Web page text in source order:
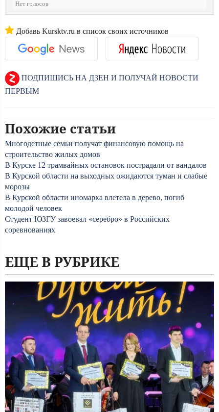
Нет голосов
Добавь Kursktv.ru в список своих источников
ПОДПИШИСЬ НА ДЗЕН И ПОЛУЧАЙ НОВОСТИ
ПЕРВЫМ
Похожие статьи
Многодетные семьи получат финансовую помощь на
строительство жилых домов
В Курске 12 трамвайных остановок пострадали от вандалов
В Курской области на выходных ожидаются туман и слабые
морозы
В Курской области иномарка влетела в дерево, погиб
молодой человек
Студент ЮЗГУ завоевал «серебро» в Российских
соревнованиях
ЕЩЕ В РУБРИКЕ